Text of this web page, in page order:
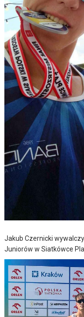
Jakub Czernicki
Juniorów w Siatkówce